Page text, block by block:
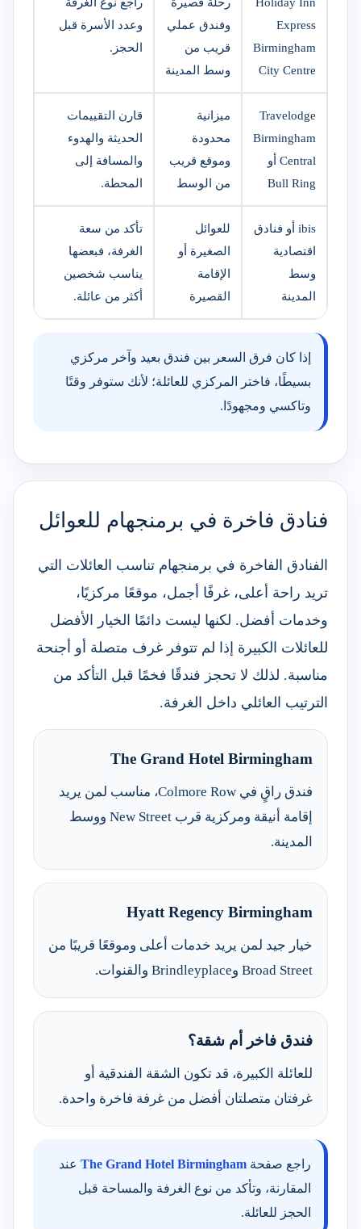
Express
Birmingham
City Centre
وفندق عملي
قريب من
وسط المدينة
وعدد الأسرة قبل
الحجز.
Travelodge
Birmingham
Central أو
Bull Ring
ميزانية
محدودة
وموقع قريب
من الوسط
قارن التقييمات
الحديثة والهدوء
والمسافة إلى
المحطة.
ibis أو فنادق
اقتصادية
وسط
المدينة
للعوائل
الصغيرة أو
الإقامة
القصيرة
تأكد من سعة
الغرفة، فبعضها
يناسب شخصين
أكثر من عائلة.
إذا كان فرق السعر بين فندق بعيد وآخر مركزي
بسيطًا، فاختر المركزي للعائلة؛ لأنك ستوفر وقتًا
وتاكسي ومجهودًا.
فنادق فاخرة في برمنجهام للعوائل
الفنادق الفاخرة في برمنجهام تناسب العائلات التي
تريد راحة أعلى، غرفًا أجمل، موقعًا مركزيًا،
وخدمات أفضل. لكنها ليست دائمًا الخيار الأفضل
للعائلات الكبيرة إذا لم تتوفر غرف متصلة أو أجنحة
مناسبة. لذلك لا تحجز فندقًا فخمًا قبل التأكد من
الترتيب العائلي داخل الغرفة.
The Grand Hotel Birmingham
فندق راقٍ في Colmore Row، مناسب لمن يريد
إقامة أنيقة ومركزية قرب New Street ووسط
المدينة.
Hyatt Regency Birmingham
خيار جيد لمن يريد خدمات أعلى وموقعًا قريبًا من
Broad Street وBrindleyplace والقنوات.
فندق فاخر أم شقة؟
للعائلة الكبيرة، قد تكون الشقة الفندقية أو
غرفتان متصلتان أفضل من غرفة فاخرة واحدة.
راجع صفحة The Grand Hotel Birmingham عند
المقارنة، وتأكد من نوع الغرفة والمساحة قبل
الحجز للعائلة.